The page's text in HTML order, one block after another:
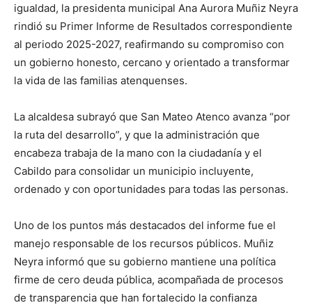
igualdad, la presidenta municipal Ana Aurora Muñiz Neyra
rindió su Primer Informe de Resultados correspondiente
al periodo 2025-2027, reafirmando su compromiso con
un gobierno honesto, cercano y orientado a transformar
la vida de las familias atenquenses.
La alcaldesa subrayó que San Mateo Atenco avanza “por
la ruta del desarrollo”, y que la administración que
encabeza trabaja de la mano con la ciudadanía y el
Cabildo para consolidar un municipio incluyente,
ordenado y con oportunidades para todas las personas.
Uno de los puntos más destacados del informe fue el
manejo responsable de los recursos públicos. Muñiz
Neyra informó que su gobierno mantiene una política
firme de cero deuda pública, acompañada de procesos
de transparencia que han fortalecido la confianza